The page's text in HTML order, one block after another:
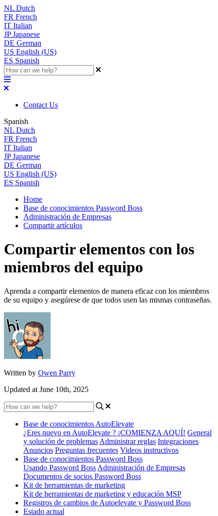
NL Dutch
FR French
IT Italian
JP Japanese
DE German
US English (US)
ES Spanish
Contact Us
Spanish
NL Dutch
FR French
IT Italian
JP Japanese
DE German
US English (US)
ES Spanish
Home
Base de conocimientos Password Boss
Administración de Empresas
Compartir artículos
Compartir elementos con los
miembros del equipo
Aprenda a compartir elementos de manera eficaz con los miembros
de su equipo y asegúrese de que todos usen las mismas contraseñas.
Written by Owen Parry
Updated at June 10th, 2025
Base de conocimientos AutoElevate
¿Eres nuevo en AutoElevate ? ¡COMIENZA AQUÍ! General
y solución de problemas Administrar reglas Integraciones
Anuncios Preguntas frecuentes Videos instructivos
Base de conocimientos Password Boss
Usando Password Boss Administración de Empresas
Documentos de socios Password Boss
Kit de herramientas de marketing
Kit de herramientas de marketing y educación MSP
Registros de cambios de Autoelevate y Password Boss
Estado actual